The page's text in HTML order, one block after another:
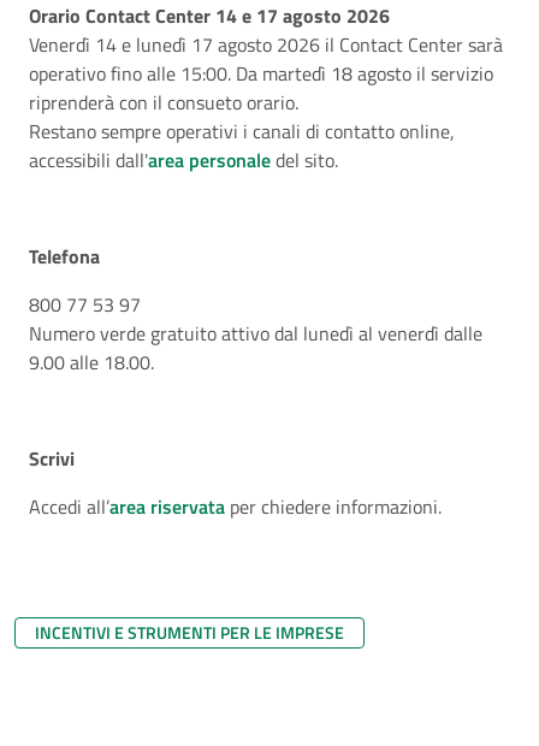
Orario Contact Center 14 e 17 agosto 2026
Venerdì 14 e lunedì 17 agosto 2026 il Contact Center sarà
operativo fino alle 15:00. Da martedì 18 agosto il servizio
riprenderà con il consueto orario.
Restano sempre operativi i canali di contatto online,
accessibili dall'area personaledel sito.
Telefona
800 77 53 97
Numero verde gratuito attivo dal lunedì al venerdì dalle
9.00 alle 18.00.
Scrivi
Accedi all’area riservata per chiedere informazioni.
INCENTIVI E STRUMENTI PER LE IMPRESE